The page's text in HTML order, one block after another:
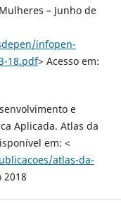
Mulheres – Junho de
infopen-
18.pdf> Acesso em:
e
Aplicada. Atlas da
em: <
atlas-da-
2018